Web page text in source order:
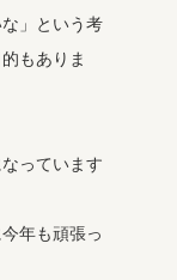
」という考
もありま
っています
年も頑張っ